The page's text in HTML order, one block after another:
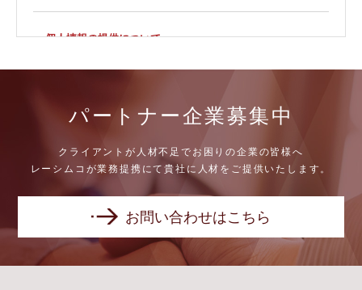
個人情報の提供について
個人情報の委託について
当社では、利用目的の達成に必要な範囲において、個人
情報を外部に委託する場合があります。
これらの委託先に対しては個人情報保護契約等の措置を
とり、適切な監督を行います。
パートナー企業募集中
クライアントが人材不足でお困りの企業の皆様へ
レーシムコが業務提携にて貴社に人材をご提供いたします。
お問い合わせはこちら